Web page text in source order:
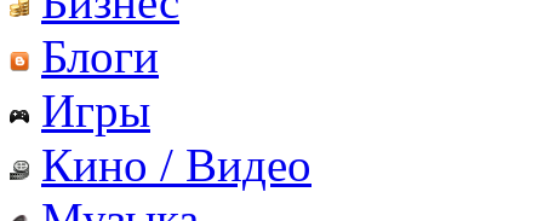
Блоги
Игры
Кино / Видео